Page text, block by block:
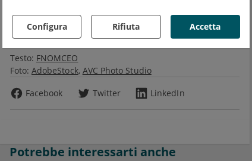
Configura Rifiuta Accetta
AC Amedeo Cutuli
Copyrights
Testo: FNOMCEO
Foto: AdobeStock AVC Photo Studio
Facebook
Twitter LinkedIn
Potrebbe interessarti anche